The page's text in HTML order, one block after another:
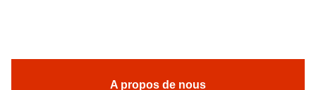
A propos de nous